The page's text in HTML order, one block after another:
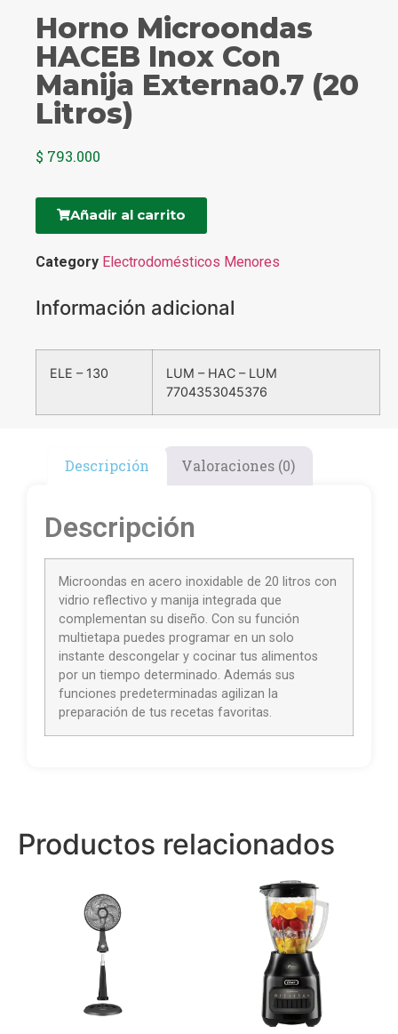
Horno Microondas
HACEB Inox Con
Manija Externa0.7 (20
Litros)
$ 793.000
Añadir al carrito
Category Electrodomésticos Menores
Información adicional
ELE – 130
LUM – HAC – LUM
7704353045376
Descripción Valoraciones (0)
Descripción
Microondas en acero inoxidable de 20 litros con
vidrio reflectivo y manija integrada que
complementan su diseño. Con su función
multietapa puedes programar en un solo
instante descongelar y cocinar tus alimentos
por un tiempo determinado. Además sus
funciones predeterminadas agilizan la
preparación de tus recetas favoritas.
Productos relacionados